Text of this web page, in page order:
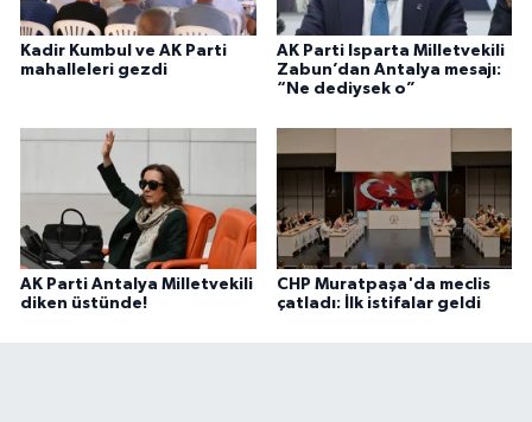
Kadir Kumbul ve AK Parti
mahalleleri gezdi
AK Parti Isparta Milletvekili
Zabun’dan Antalya mesajı:
“Ne dediysek o”
AK Parti Antalya Milletvekili
diken üstünde!
CHP Muratpaşa'da meclis
çatladı: İlk istifalar geldi